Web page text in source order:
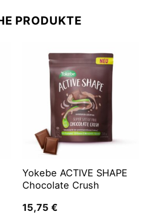
PRODUKTE
Yokebe ACTIVE SHAPE
Chocolate Crush
15,75 €